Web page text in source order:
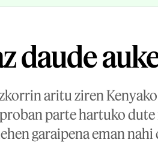
daude
aritu ziren
parte hartuko
garaipena eman